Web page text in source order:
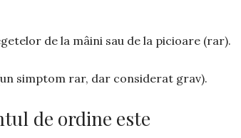
de la mâini sau de la picioare (rar).
simptom rar, dar considerat grav).
de ordine este